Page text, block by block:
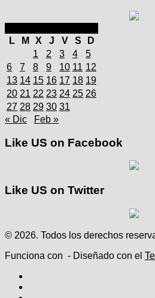
L
M X J V S
D
1
2 3 4
5
6
7 8 9 10 11 12
13 14 15 16 17 18 19
20 21 22 23 24 25 26
27 28 29 30 31
« Dic
Feb »
Like US on Facebook
Like US on Twitter
© 2026. Todos los derechos
Funciona con - Diseñado con el